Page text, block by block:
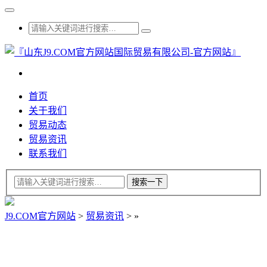
首页
关于我们
贸易动态
贸易资讯
联系我们
J9.COM官方网站 > 贸易资讯 > »